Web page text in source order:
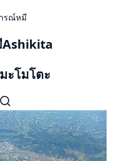
รณ์หมี
ะโมโตะ